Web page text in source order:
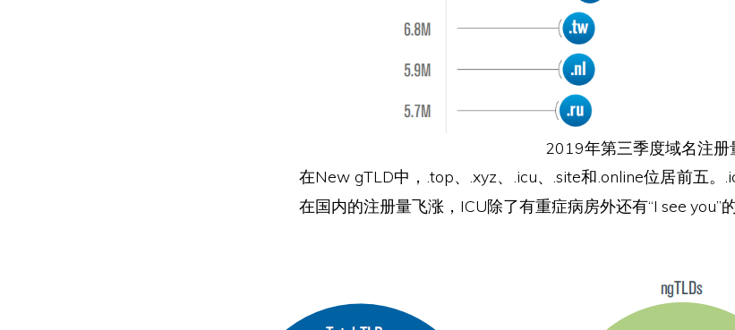
2019年第三季度域名注册
在New gTLD中，.top、.xyz、.icu、.site和.online位居前五。
在国内的注册量飞涨，ICU除了有重症病房外还有“I see you”的